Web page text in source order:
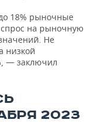
18% рыночные
спрос на рыночную
Не
низкой
— заключил
2023